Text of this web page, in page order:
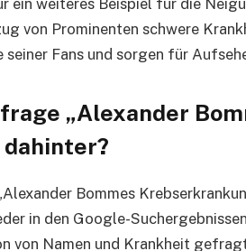
von Prominenten schwere
Fans und sorgen für
„Alexander
Bommes
in den Google-
von Namen und Krankheit